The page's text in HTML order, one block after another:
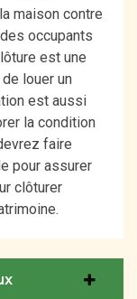
maison contre
occupants
est une
louer un
est aussi
la condition
faire
pour assurer
clôturer